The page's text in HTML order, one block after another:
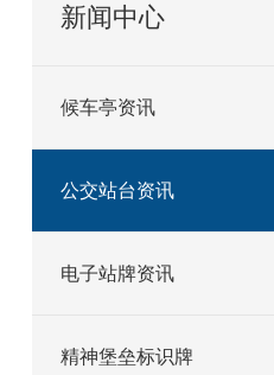
新闻中心
候车亭资讯
公交站台资讯
电子站牌资讯
精神堡垒标识牌